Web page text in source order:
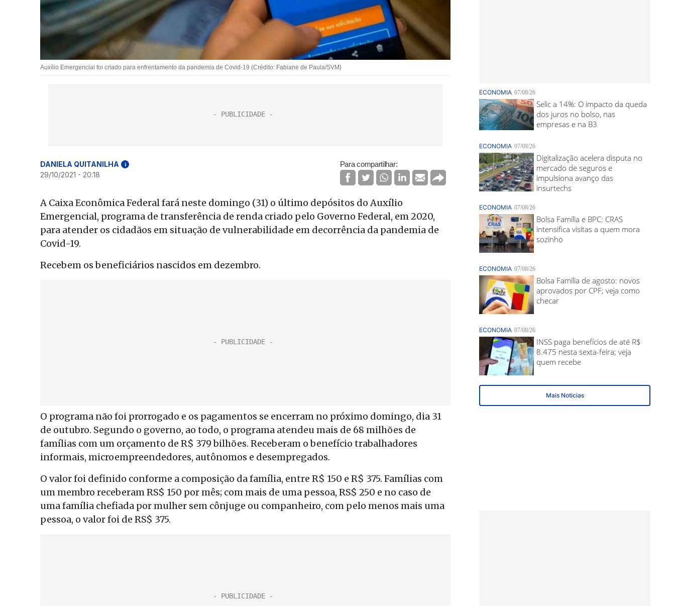
Auxílio Emergencial foi criado para enfrentamento da pandemia de Covid-19 (Crédito: Fabiane de Paula/SVM)
DANIELA QUITANILHA i
29/10/2021 - 20:18
Para compartilhar:
A Caixa Econômica Federal fará neste domingo (31) o último depósitos do Auxílio
Emergencial, programa de transferência de renda criado pelo Governo Federal, em 2020,
para atender os cidadãos em situação de vulnerabilidade em decorrência da pandemia de
Covid-19.
Recebem os beneficiários nascidos em dezembro.
O programa não foi prorrogado e os pagamentos se encerram no próximo domingo, dia 31
de outubro. Segundo o governo, ao todo, o programa atendeu mais de 68 milhões de
famílias com um orçamento de R$ 379 bilhões. Receberam o benefício trabalhadores
informais, microempreendedores, autônomos e desempregados.
O valor foi definido conforme a composição da família, entre R$ 150 e R$ 375. Famílias com
um membro receberam RS$ 150 por mês; com mais de uma pessoa, RS$ 250 e no caso de
uma família chefiada por mulher sem cônjuge ou companheiro, com pelo menos mais uma
pessoa, o valor foi de RS$ 375.